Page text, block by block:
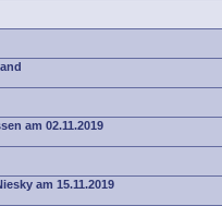
am 02.11.2019
am 15.11.2019